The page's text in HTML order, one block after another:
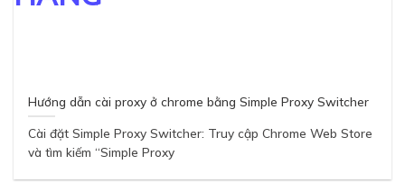
Hướng dẫn cài proxy ở chrome bằng Simple Proxy Switcher
Cài đặt Simple Proxy Switcher: Truy cập Chrome Web Store
và tìm kiếm “Simple Proxy